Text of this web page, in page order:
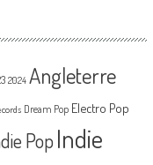
2024 Angleterre
Dream Pop Electro Pop
PopIndie